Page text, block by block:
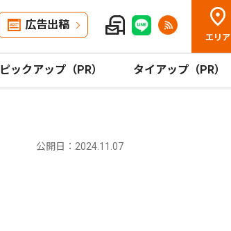
広告出稿
エリア
ピックアップ（PR） タイアップ（PR）
公開日：2024.11.07